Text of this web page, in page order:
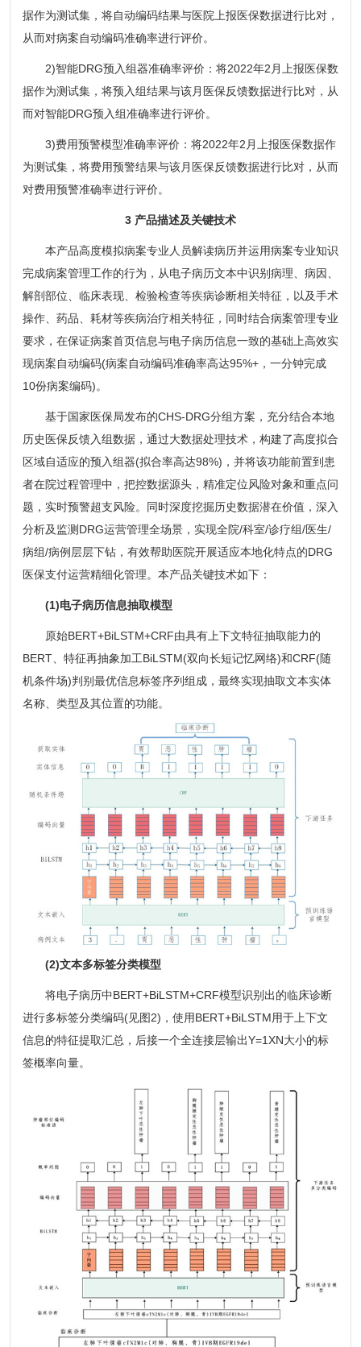
据作为测试集，将自动编码结果与医院上报医保数据进行比对，
从而对病案自动编码准确率进行评价。
2)智能DRG预入组器准确率评价：将2022年2月上报医保数
据作为测试集，将预入组结果与该月医保反馈数据进行比对，从
而对智能DRG预入组准确率进行评价。
3)费用预警模型准确率评价：将2022年2月上报医保数据作
为测试集，将费用预警结果与该月医保反馈数据进行比对，从而
对费用预警准确率进行评价。
3 产品描述及关键技术
本产品高度模拟病案专业人员解读病历并运用病案专业知识
完成病案管理工作的行为，从电子病历文本中识别病理、病因、
解剖部位、临床表现、检验检查等疾病诊断相关特征，以及手术
操作、药品、耗材等疾病治疗相关特征，同时结合病案管理专业
要求，在保证病案首页信息与电子病历信息一致的基础上高效实
现病案自动编码(病案自动编码准确率高达95%+，一分钟完成
10份病案编码)。
基于国家医保局发布的CHS-DRG分组方案，充分结合本地
历史医保反馈入组数据，通过大数据处理技术，构建了高度拟合
区域自适应的预入组器(拟合率高达98%)，并将该功能前置到患
者在院过程管理中，把控数据源头，精准定位风险对象和重点问
题，实时预警超支风险。同时深度挖掘历史数据潜在价值，深入
分析及监测DRG运营管理全场景，实现全院/科室/诊疗组/医生/
病组/病例层层下钻，有效帮助医院开展适应本地化特点的DRG
医保支付运营精细化管理。本产品关键技术如下：
(1)电子病历信息抽取模型
原始BERT+BiLSTM+CRF由具有上下文特征抽取能力的
BERT、特征再抽象加工BiLSTM(双向长短记忆网络)和CRF(随
机条件场)判别最优信息标签序列组成，最终实现抽取文本实体
名称、类型及其位置的功能。
(2)文本多标签分类模型
将电子病历中BERT+BiLSTM+CRF模型识别出的临床诊断
进行多标签分类编码(见图2)，使用BERT+BiLSTM用于上下文
信息的特征提取汇总，后接一个全连接层输出Y=1XN大小的标
签概率向量。